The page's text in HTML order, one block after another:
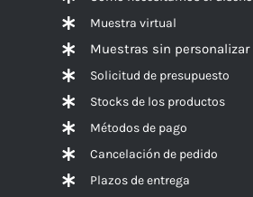
Muestra virtual
Muestras sin personalizar
Solicitud de presupuesto
Stocks de los productos
Métodos de pago
Cancelación de pedido
Plazos de entrega